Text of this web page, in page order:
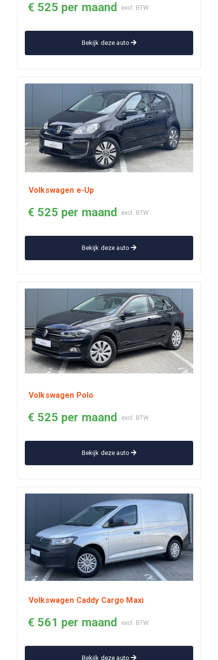
€ 525 per maand excl. BTW
Bekijk deze auto
Volkswagen e-Up
€ 525 per maand excl. BTW
Bekijk deze auto
Volkswagen Polo
€ 525 per maand excl. BTW
Bekijk deze auto
Volkswagen Caddy Cargo Maxi
€ 561 per maand excl. BTW
Bekijk deze auto